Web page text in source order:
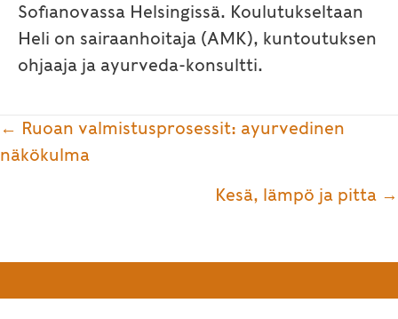
Sofianovassa Helsingissä. Koulutukseltaan
Heli on sairaanhoitaja (AMK), kuntoutuksen
ohjaaja ja ayurveda-konsultti.
Posts
navigation
← Ruoan valmistusprosessit: ayurvedinen
näkökulma
Kesä, lämpö ja pitta →